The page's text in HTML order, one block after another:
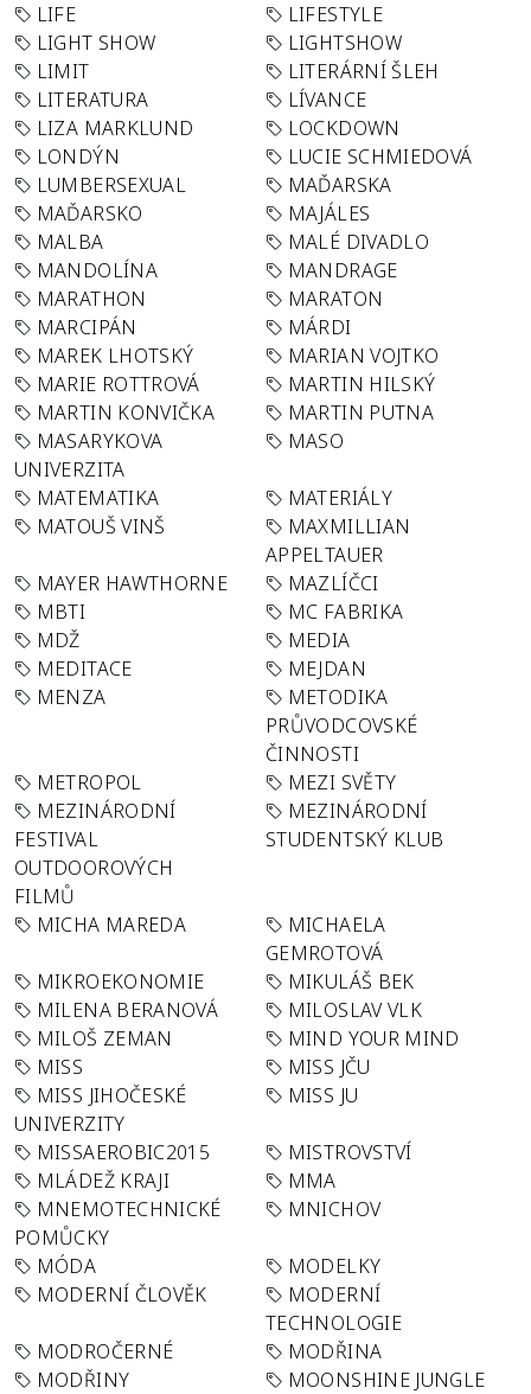
LIFE
LIFESTYLE
LIGHT SHOW
LIGHTSHOW
LIMIT
LITERÁRNÍ ŠLEH
LITERATURA
LÍVANCE
LIZA MARKLUND
LOCKDOWN
LONDÝN
LUCIE SCHMIEDOVÁ
LUMBERSEXUAL
MAĎARSKA
MAĎARSKO
MAJÁLES
MALBA
MALÉ DIVADLO
MANDOLÍNA
MANDRAGE
MARATHON
MARATON
MARCIPÁN
MÁRDI
MAREK LHOTSKÝ
MARIAN VOJTKO
MARIE ROTTROVÁ
MARTIN HILSKÝ
MARTIN KONVIČKA
MARTIN PUTNA
MASARYKOVA
UNIVERZITA
MASO
MATEMATIKA
MATERIÁLY
MATOUŠ VINŠ
MAXMILLIAN
APPELTAUER
MAYER HAWTHORNE
MAZLÍČCI
MBTI
MC FABRIKA
MDŽ
MEDIA
MEDITACE
MEJDAN
MENZA
METODIKA
PRŮVODCOVSKÉ
ČINNOSTI
METROPOL
MEZI SVĚTY
MEZINÁRODNÍ
FESTIVAL
OUTDOOROVÝCH
FILMŮ
MEZINÁRODNÍ
STUDENTSKÝ KLUB
MICHA MAREDA
MICHAELA
GEMROTOVÁ
MIKROEKONOMIE
MIKULÁŠ BEK
MILENA BERANOVÁ
MILOSLAV VLK
MILOŠ ZEMAN
MIND YOUR MIND
MISS
MISS JČU
MISS JIHOČESKÉ
UNIVERZITY
MISS JU
MISSAEROBIC2015
MISTROVSTVÍ
MLÁDEŽ KRAJI
MMA
MNEMOTECHNICKÉ
POMŮCKY
MNICHOV
MÓDA
MODELKY
MODERNÍ ČLOVĚK
MODERNÍ
TECHNOLOGIE
MODROČERNÉ
MODŘINA
MODŘINY
MOONSHINE JUNGLE